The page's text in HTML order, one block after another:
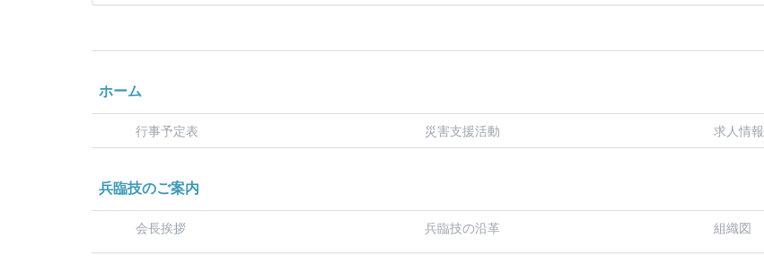
ホーム
行事予定表 災害支援活動 求人情報
兵臨技のご案内
会長挨拶 兵臨技の沿革 組織図